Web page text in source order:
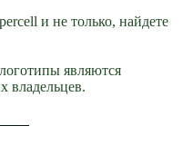
и не только, найдете
являются
владельцев.